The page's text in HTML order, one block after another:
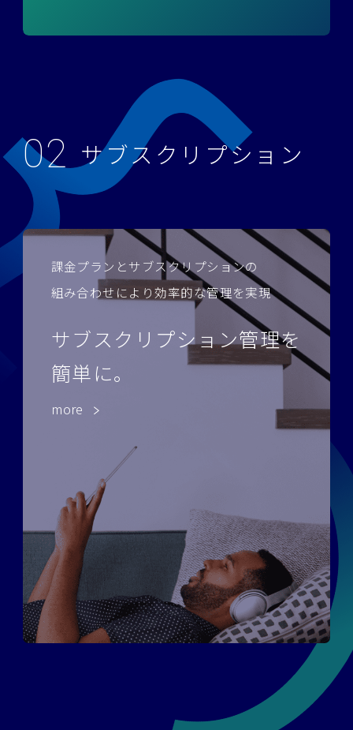
02 サブスクリプション
課金プランとサブスクリプションの
組み合わせにより効率的な管理を実現
サブスクリプション管理を
簡単に。
more